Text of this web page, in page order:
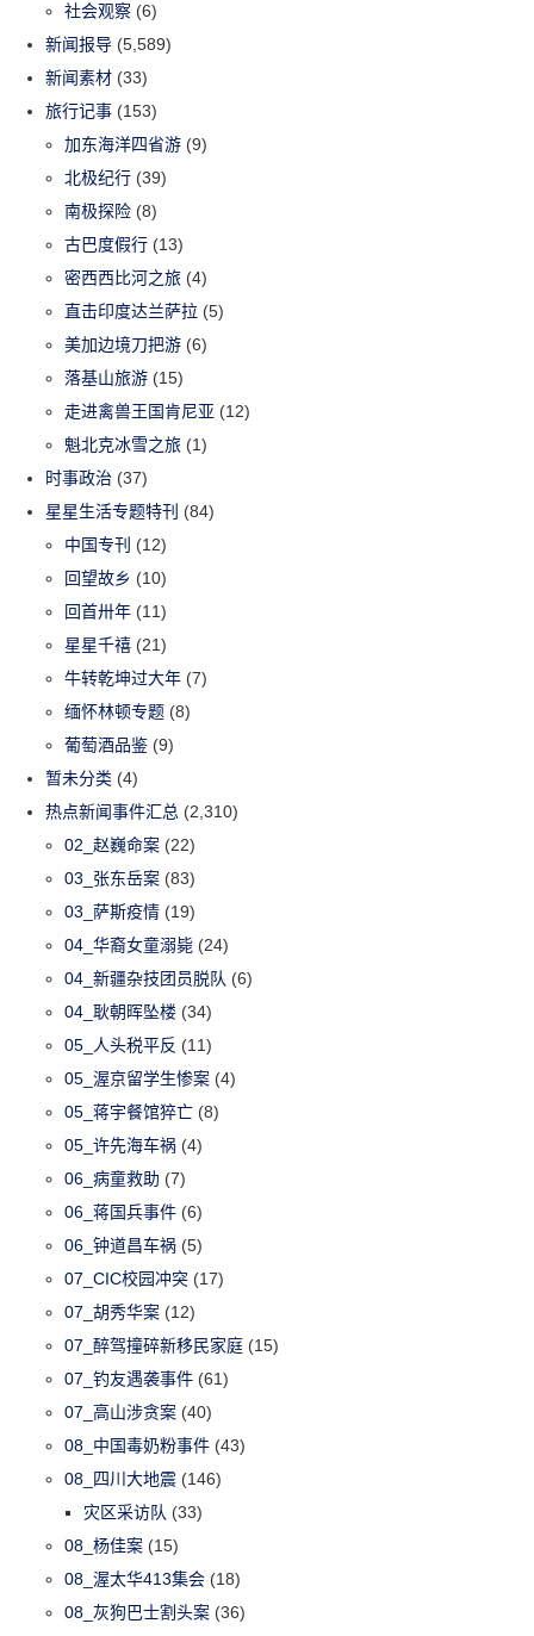
社会观察 (6)
新闻报导 (5,589)
新闻素材 (33)
旅行记事 (153)
加东海洋四省游 (9)
北极纪行 (39)
南极探险 (8)
古巴度假行 (13)
密西西比河之旅 (4)
直击印度达兰萨拉 (5)
美加边境刀把游 (6)
落基山旅游 (15)
走进禽兽王国肯尼亚 (12)
魁北克冰雪之旅 (1)
时事政治 (37)
星星生活专题特刊 (84)
中国专刊 (12)
回望故乡 (10)
回首卅年 (11)
星星千禧 (21)
牛转乾坤过大年 (7)
缅怀林顿专题 (8)
葡萄酒品鉴 (9)
暂未分类 (4)
热点新闻事件汇总 (2,310)
02_赵巍命案 (22)
03_张东岳案 (83)
03_萨斯疫情 (19)
04_华裔女童溺毙 (24)
04_新疆杂技团员脱队 (6)
04_耿朝晖坠楼 (34)
05_人头税平反 (11)
05_渥京留学生惨案 (4)
05_蒋宇餐馆猝亡 (8)
05_许先海车祸 (4)
06_病童救助 (7)
06_蒋国兵事件 (6)
06_钟道昌车祸 (5)
07_CIC校园冲突 (17)
07_胡秀华案 (12)
07_醉驾撞碎新移民家庭 (15)
07_钓友遇袭事件 (61)
07_高山涉贪案 (40)
08_中国毒奶粉事件 (43)
08_四川大地震 (146)
灾区采访队 (33)
08_杨佳案 (15)
08_渥太华413集会 (18)
08_灰狗巴士割头案 (36)